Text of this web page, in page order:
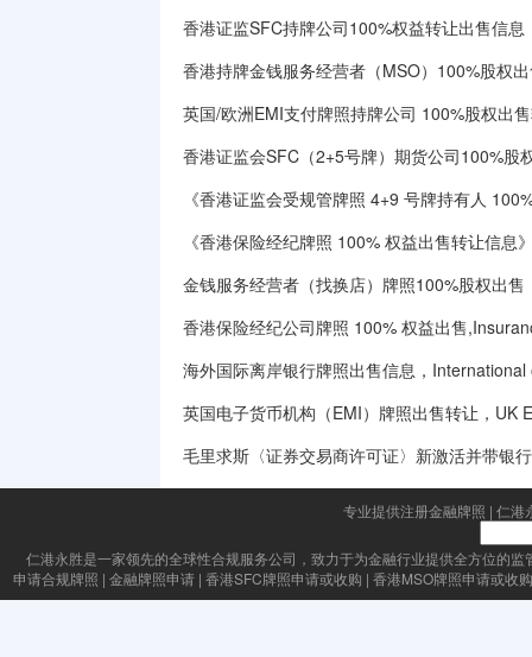
香港证监SFC持牌公司100%权益转让出售信息
香港持牌金钱服务经营者（MSO）100%股权
英国/欧洲EMI支付牌照持牌公司 100%股权出
香港证监会SFC（2+5号牌）期货公司100%股
《香港证监会受规管牌照 4+9 号牌持有人
《香港保险经纪牌照 100% 权益出售转让信息
金钱服务经营者（找换店）牌照100%股权出售
香港保险经纪公司牌照 100% 权益出售
海外国际离岸银行牌照出售信息，
英国电子货币机构（EMI）牌照出售转让，
毛里求斯〈证券交易商许可证〉新激活并带银
专业提供注册金融牌照 | 仁港
仁港永胜是一家领先的全球性合规服务公司，致力于为金融行业提供全方位的
申请合规牌照 | 金融牌照申请 | 香港SFC牌照申请或收购 | 香港MSO牌照申请或收购